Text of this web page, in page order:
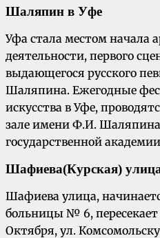
Шаляпин в Уфе
Уфа стала местом начала
деятельности, первого
выдающегося русского
Шаляпина. Ежегодные
искусства в Уфе,
зале имени Ф.И.
государственной
Шафиева(Курская)
Шафиева улица,
больницы № 6, пересекает
Октября, ул.